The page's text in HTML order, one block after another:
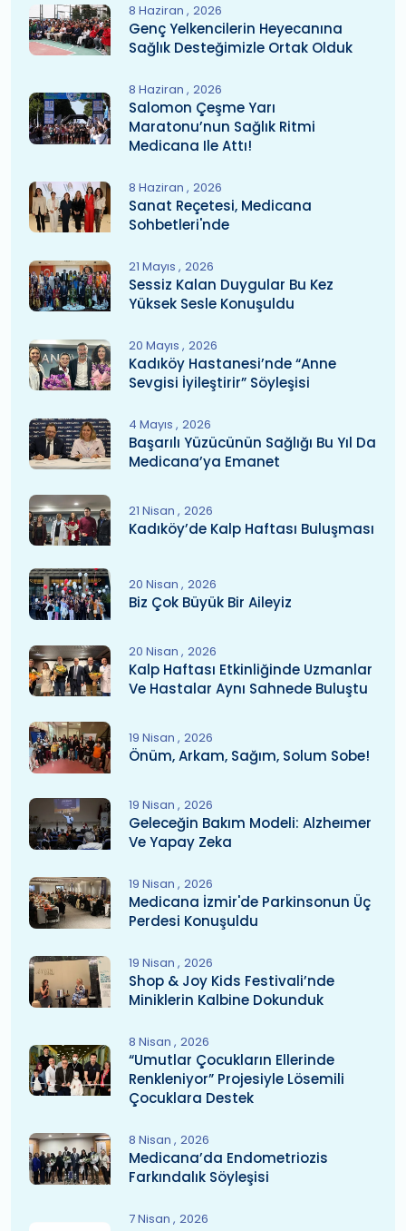
8 Haziran 2026
Genç Yelkencilerin Heyecanına
Sağlık Desteğimizle Ortak Olduk
8 Haziran 2026
Salomon Çeşme Yarı
Maratonu’nun Sağlık Ritmi
Medicana Ile Attı!
8 Haziran 2026
Sanat Reçetesi, Medicana
Sohbetleri'nde
21 Mayıs 2026
Sessiz Kalan Duygular Bu Kez
Yüksek Sesle Konuşuldu
20 Mayıs 2026
Kadıköy Hastanesi’nde “Anne
Sevgisi İyileştirir” Söyleşisi
4 Mayıs 2026
Başarılı Yüzücünün Sağlığı Bu Yıl Da
Medicana’ya Emanet
21 Nisan 2026
Kadıköy’de Kalp Haftası Buluşması
20 Nisan 2026
Biz Çok Büyük Bir Aileyiz
20 Nisan 2026
Kalp Haftası Etkinliğinde Uzmanlar
Ve Hastalar Aynı Sahnede Buluştu
19 Nisan 2026
Önüm, Arkam, Sağım, Solum Sobe!
19 Nisan 2026
Geleceğin Bakım Modeli: Alzheımer
Ve Yapay Zeka
19 Nisan 2026
Medicana İzmir'de Parkinsonun Üç
Perdesi Konuşuldu
19 Nisan 2026
Shop & Joy Kids Festivali’nde
Miniklerin Kalbine Dokunduk
8 Nisan 2026
“Umutlar Çocukların Ellerinde
Renkleniyor” Projesiyle Lösemili
Çocuklara Destek
8 Nisan 2026
Medicana’da Endometriozis
Farkındalık Söyleşisi
7 Nisan 2026